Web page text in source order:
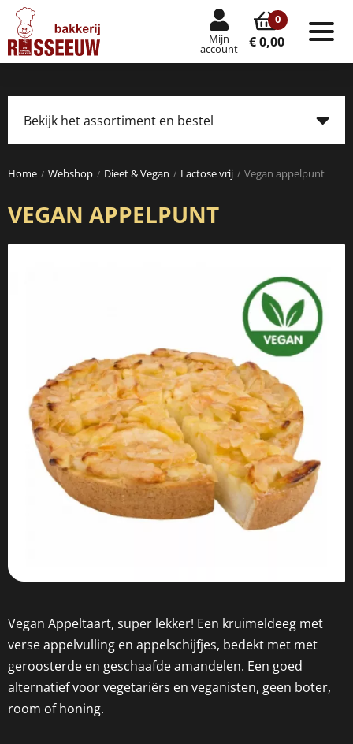
Mijn
account
0
€ 0,00
Bekijk het assortiment en bestel
Home Webshop Dieet & Vegan Lactose vrij Vegan appelpunt
VEGAN APPELPUNT
Vegan Appeltaart, super lekker! Een kruimeldeeg met
verse appelvulling en appelschijfjes, bedekt met met
geroosterde en geschaafde amandelen. Een goed
alternatief voor vegetariërs en veganisten, geen boter,
room of honing.